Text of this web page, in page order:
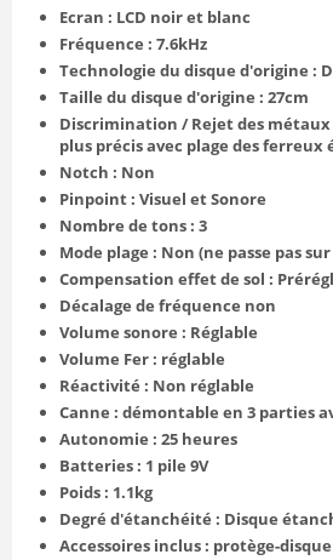
Ecran : LCD noir et blanc
Fréquence : 7.6kHz
Technologie du disque d'origine :
Taille du disque d'origine : 27cm
Discrimination / Rejet des métaux
plus précis avec plage des ferreux
Notch : Non
Pinpoint : Visuel et Sonore
Nombre de tons : 3
Mode plage : Non (ne passe pas
Compensation effet de sol :
Décalage de fréquence non
Volume sonore : Réglable
Volume Fer : réglable
Réactivité : Non réglable
Canne : démontable en 3 parties
Autonomie : 25 heures
Batteries : 1 pile 9V
Poids : 1.1kg
Degré d'étanchéité : Disque
Accessoires inclus : protège-disque